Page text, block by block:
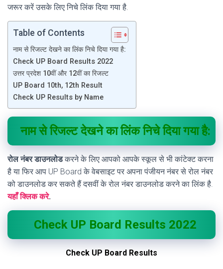
जरूर करें उसके लिए निचे लिंक दिया गया है.
Table of Contents
नाम से रिजल्ट देखने का लिंक निचे दिया गया है:
Check UP Board Results 2022
उत्तर प्रदेश 10वीं और 12वीं का रिजल्ट
UP Board 10th, 12th Result
Check UP Results by Name
नाम से रिजल्ट देखने का लिंक निचे दिया गया है:
रोल नंबर डाउनलोडकरने के लिए आपको आपके स्कूल से भी कांटेक्ट करना
है या फिर आप UP Board के वेबसाइट पर अपना पंजीयन नंबर से रोल नंबर
को डाउनलोड कर सकते हैं दसवीं के रोल नंबर डाउनलोड करने का लिंक है.
यहाँ क्लिक करे.
Check UP Board Results 2022
Check UP Board Results